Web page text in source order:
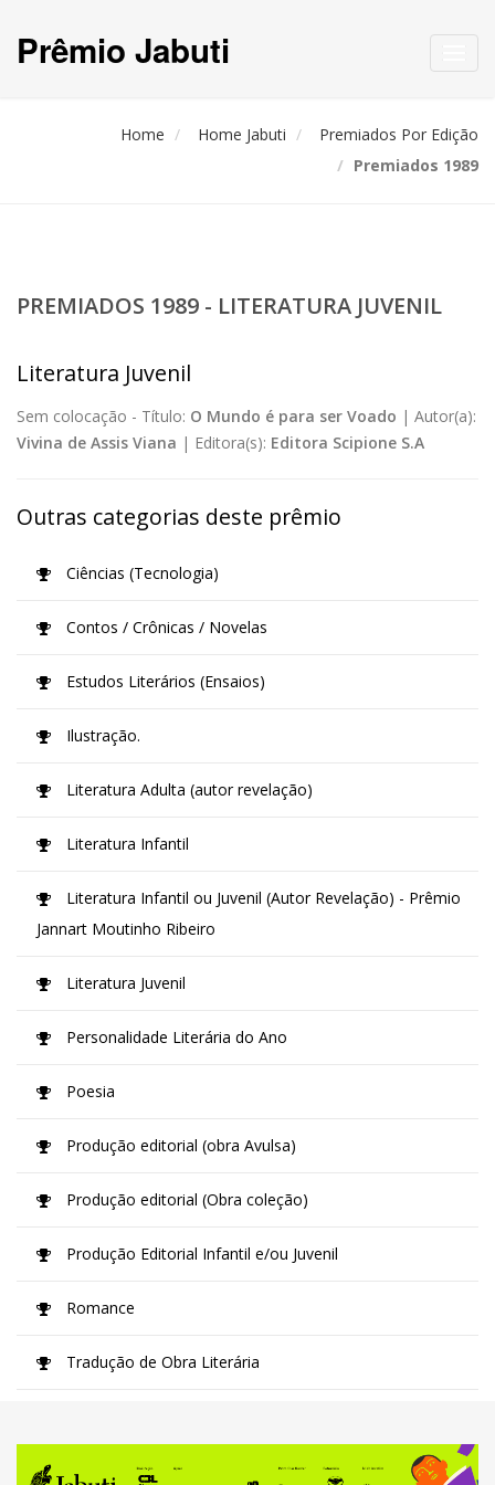
Prêmio Jabuti
Home Home Jabuti
Premiados Por Edição
Premiados 1989
PREMIADOS 1989 - LITERATURA JUVENIL
Literatura Juvenil
Sem colocação - Título: O Mundo é para ser Voado | Autor(a):
Vivina de Assis Viana | Editora(s): Editora Scipione S.A
Outras categorias deste prêmio
Ciências (Tecnologia)
Contos / Crônicas / Novelas
Estudos Literários (Ensaios)
Ilustração.
Literatura Adulta (autor revelação)
Literatura Infantil
Literatura Infantil ou Juvenil (Autor Revelação) - Prêmio
Jannart Moutinho Ribeiro
Literatura Juvenil
Personalidade Literária do Ano
Poesia
Produção editorial (obra Avulsa)
Produção editorial (Obra coleção)
Produção Editorial Infantil e/ou Juvenil
Romance
Tradução de Obra Literária